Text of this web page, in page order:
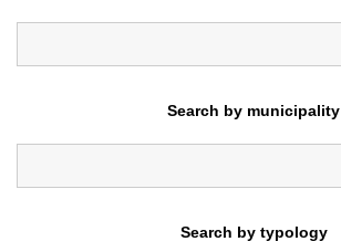
Search by municipality
Search by typology